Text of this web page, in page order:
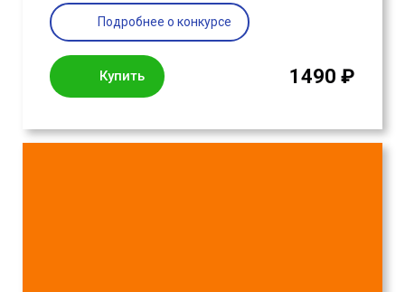
Подробнее о конкурсе
Купить 1490 ₽